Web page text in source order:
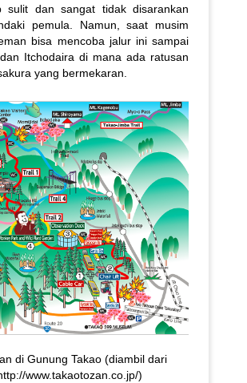
sulit dan sangat tidak disarankan
pemula. Namun, saat musim
bisa mencoba jalur ini sampai
Itchodaira di mana ada ratusan
yang bermekaran.
di Gunung Takao (diambil dari
www.takaotozan.co.jp/)